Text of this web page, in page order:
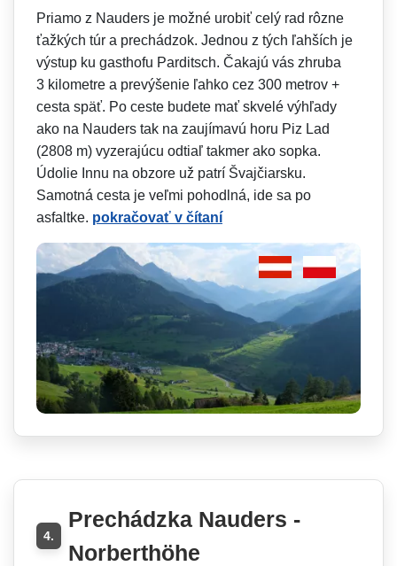
Priamo z Nauders je možné urobiť celý rad rôzne
ťažkých túr a prechádzok. Jednou z tých ľahších je
výstup ku gasthofu Parditsch. Čakajú vás zhruba
3 kilometre a prevýšenie ľahko cez 300 metrov +
cesta späť. Po ceste budete mať skvelé výhľady
ako na Nauders tak na zaujímavú horu Piz Lad
(2808 m) vyzerajúcu odtiaľ takmer ako sopka.
Údolie Innu na obzore už patrí Švajčiarsku.
Samotná cesta je veľmi pohodlná, ide sa po
asfaltke. pokračovať v čítaní
4.
Prechádzka Nauders -
Norberthöhe